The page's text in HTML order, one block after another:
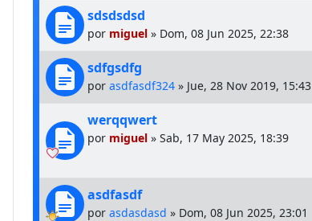
sdsdsdsd
por miguel » Dom, 08 Jun 2025, 22:38
sdfgsdfg
por asdfasdf324 » Jue, 28 Nov 2019, 15:43
werqqwert
por miguel » Sab, 17 May 2025, 18:39
asdfasdf
por asdasdasd » Dom, 08 Jun 2025, 23:01